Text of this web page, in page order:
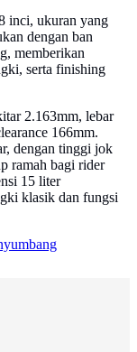
inci, ukuran yang
dengan ban
memberikan
serta finishing
2.163mm, lebar
166mm.
dengan tinggi jok
ramah bagi rider
15 liter
klasik dan fungsi